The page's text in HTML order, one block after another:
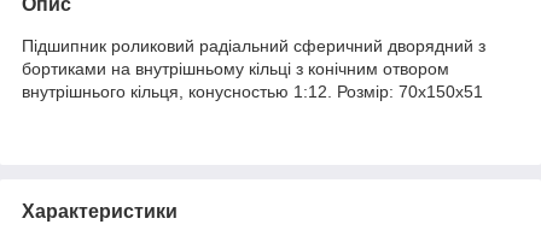
Підшипник роликовий радіальний сферичний дворядний з
бортиками на внутрішньому кільці з конічним отвором
внутрішнього кільця, конусностью 1:12. Розмір: 70х150х51
Характеристики